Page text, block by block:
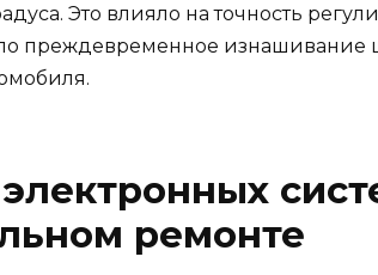
Это влияло на точность
преждевременное изнашивание
ремонте